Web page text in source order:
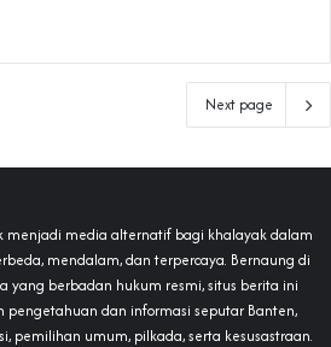
Next page
menjadi media alternatif bagi khalayak dalam
mendalam, dan terpercaya. Bernaung di
yang berbadan hukum resmi, situs berita ini
dan informasi seputar Banten,
pemilihan umum, pilkada, serta kesusastraan.